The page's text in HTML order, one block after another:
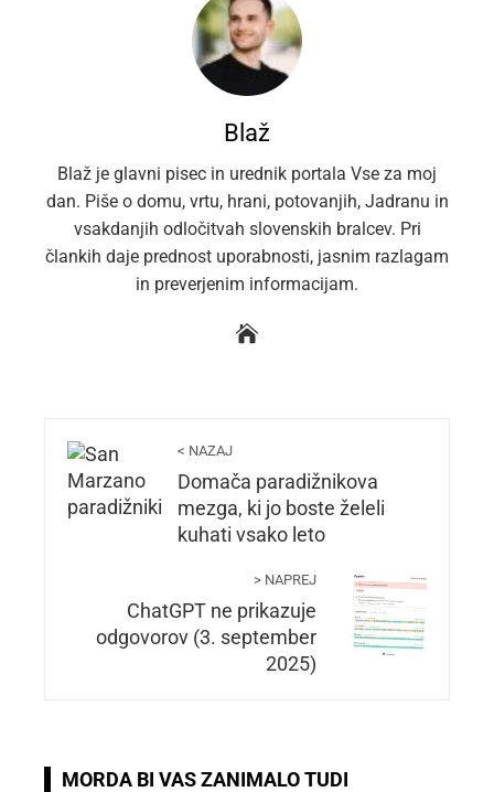
Blaž
Blaž je glavni pisec in urednik portala Vse za moj
dan. Piše o domu, vrtu, hrani, potovanjih, Jadranu in
vsakdanjih odločitvah slovenskih bralcev. Pri
člankih daje prednost uporabnosti, jasnim razlagam
in preverjenim informacijam.
< NAZAJ
Domača paradižnikova
mezga, ki jo boste želeli
kuhati vsako leto
> NAPREJ
ChatGPT ne prikazuje
odgovorov (3. september
2025)
MORDA BI VAS ZANIMALO TUDI